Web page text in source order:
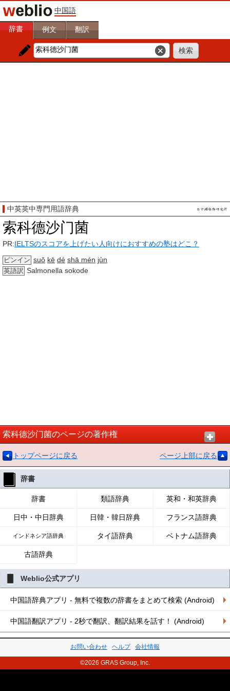
中国語
辞書 例文 翻訳
中英英中専門用語辞典
索科德沙门菌
PR:IELTSのスコアを上げたい人向けにおすすめの塾はどこ？
ピンイン suǒ kē dé shā mén jùn
英語訳 Salmonella sokode
索科德沙门菌のページの著作権
トップページに戻る ページ上部に戻る
辞書
辞書 類語辞典 英和・和英辞典
日中・中日辞典 日韓・韓日辞典 フランス語辞典
インドネシア語辞典 タイ語辞典 ベトナム語辞典
古語辞典
Weblio公式アプリ
中国語辞典アプリ - 無料で複数の辞書をまとめて検索 (Android)
中国語翻訳アプリ - 2秒で翻訳、翻訳結果を話す！ (Android)
お問い合わせ ヘルプ 会社情報
©2026 GRAS Group, Inc.